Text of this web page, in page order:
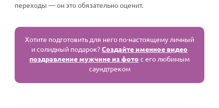
переходы — он это обязательно оценит.
Хотите подготовить для него по-настоящему личный
и солидный подарок?Создайте именное видео
поздравление мужчине из фото с его любимым
саундтреком